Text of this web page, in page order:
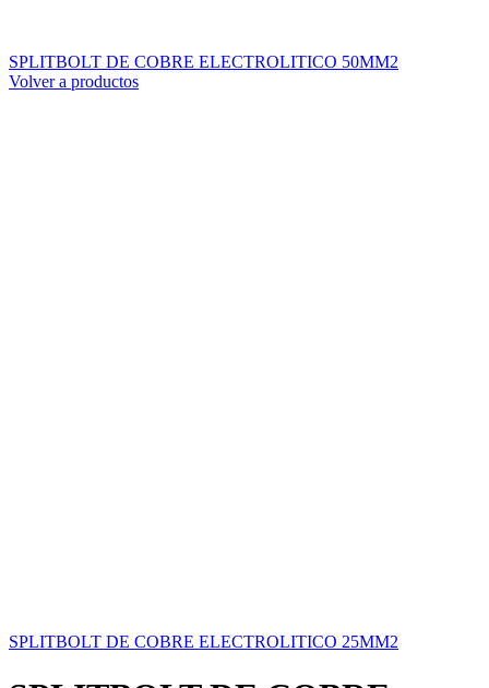
SPLITBOLT DE COBRE ELECTROLITICO 50MM2
Volver a productos
SPLITBOLT DE COBRE ELECTROLITICO 25MM2